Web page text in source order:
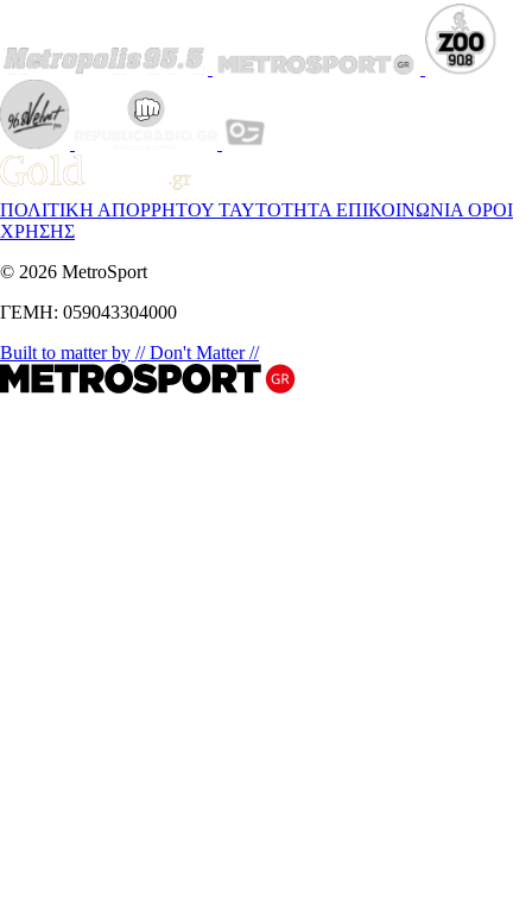
ΠΟΛΙΤΙΚΗ ΑΠΟΡΡΗΤΟΥ ΤΑΥΤΟΤΗΤΑ ΕΠΙΚΟΙΝΩΝΙΑ ΟΡΟΙ
ΧΡΗΣΗΣ
© 2026 MetroSport
ΓΕΜΗ: 059043304000
Built to matter by // Don't Matter //